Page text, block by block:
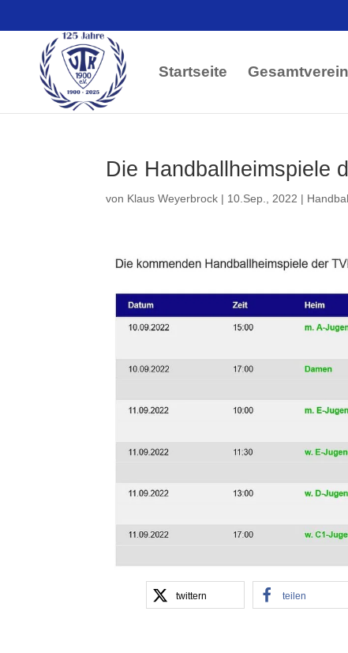
Startseite Gesamtverein
Die Handballheimspiele
von Klaus Weyerbrock | 10.Sep., 2022 |
twittern teilen